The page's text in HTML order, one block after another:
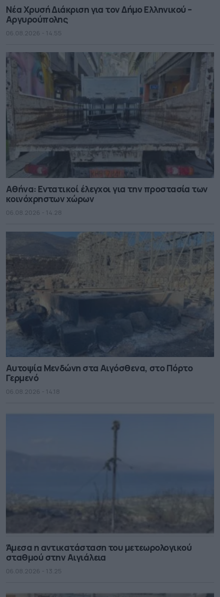
Νέα Χρυσή Διάκριση για τον Δήμο Ελληνικού –
Αργυρούπολης
06.08.2026 - 14.55
Αθήνα: Εντατικοί έλεγχοι για την προστασία των
κοινόχρηστων χώρων
06.08.2026 - 14.28
Αυτοψία Μενδώνη στα Αιγόσθενα, στο Πόρτο
Γερμενό
06.08.2026 - 14.18
Άμεσα η αντικατάσταση του μετεωρολογικού
σταθμού στην Αιγιάλεια
06.08.2026 - 13.25